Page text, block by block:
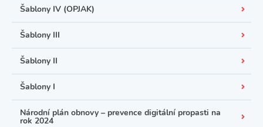
Šablony IV (OPJAK)
Šablony III
Šablony II
Šablony I
Národní plán obnovy – prevence digitální propasti na
rok 2024